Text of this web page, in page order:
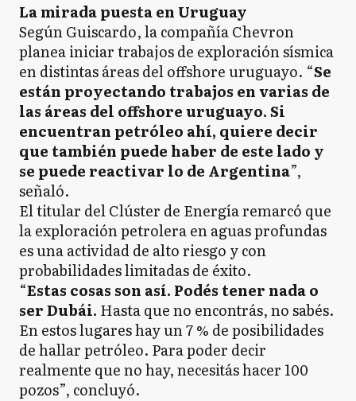
La mirada puesta en Uruguay
Según Guiscardo, la compañía Chevron
planea iniciar trabajos de exploración sísmica
en distintas áreas del offshore uruguayo. “Se
están proyectando trabajos en varias de
las áreas del offshore uruguayo. Si
encuentran petróleo ahí, quiere decir
que también puede haber de este lado y
se puede reactivar lo de Argentina”,
señaló.
El titular del Clúster de Energía remarcó que
la exploración petrolera en aguas profundas
es una actividad de alto riesgo y con
probabilidades limitadas de éxito.
“Estas cosas son así. Podés tener nada o
ser Dubái. Hasta que no encontrás, no sabés.
En estos lugares hay un 7 % de posibilidades
de hallar petróleo. Para poder decir
realmente que no hay, necesitás hacer 100
pozos”, concluyó.